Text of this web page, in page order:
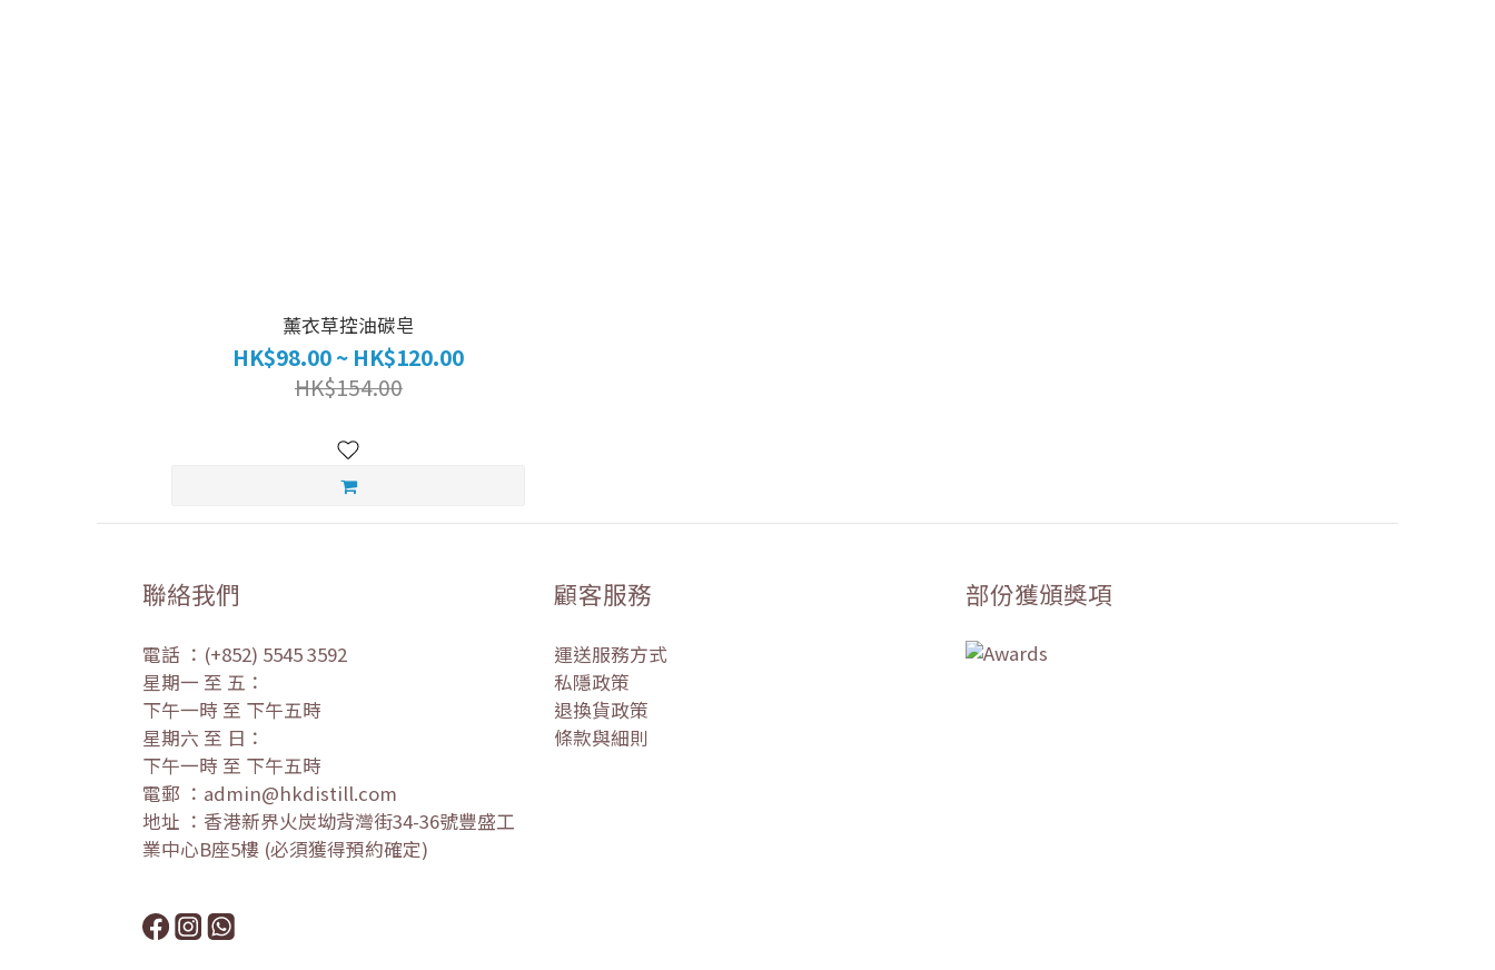
薰衣草控油碳皂
HK$98.00 ~ HK$120.00
HK$154.00
聯絡我們
電話 ：(+852) 5545 3592
星期一 至 五：
下午一時 至 下午五時
星期六 至 日：
下午一時 至 下午五時
電郵 ：admin@hkdistill.com
地址 ：香港新界火炭坳背灣街34-36號豐盛工
業中心B座5樓 (必須獲得預約確定)
顧客服務
運送服務方式
私隱政策
退換貨政策
條款與細則
部份獲頒獎項